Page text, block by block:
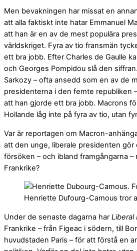
Men bevakningen har missat en
att alla faktiskt inte hatar Emmanuel
att han är en av de mest populära
världskriget. Fyra av tio fransmän
ett bra jobb. Efter Charles de Gaulle
och Georges Pompidou slå den
Sarkozy – ofta ansedd som en av de
presidenterna i den femte republiken
att han gjorde ett bra jobb. Macrons
Hollande låg inte på fyra av tio, utan
Var är reportagen om Macron-
att den unge, liberale presidenten gör
försöken – och ibland framgångarna
Frankrike?
Henriette Dufourg-Camous tror
Under de senaste dagarna har Liberal
Frankrike – från Figeac i södern, till
huvudstaden Paris – för att förstå en